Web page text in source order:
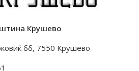
Крушево
бб, 7550 Крушево